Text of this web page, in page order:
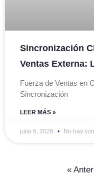
Sincronización
Ventas Externa:
Fuerza de Ventas en
Sincronización
LEER MÁS »
julio 6, 2026 No hay
«